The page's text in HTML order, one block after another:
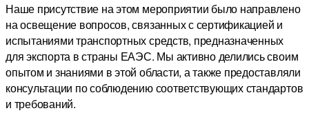
Наше присутствие на этом мероприятии было направлено
на освещение вопросов, связанных с сертификацией и
испытаниями транспортных средств, предназначенных
для экспорта в страны ЕАЭС. Мы активно делились своим
опытом и знаниями в этой области, а также предоставляли
консультации по соблюдению соответствующих стандартов
и требований.